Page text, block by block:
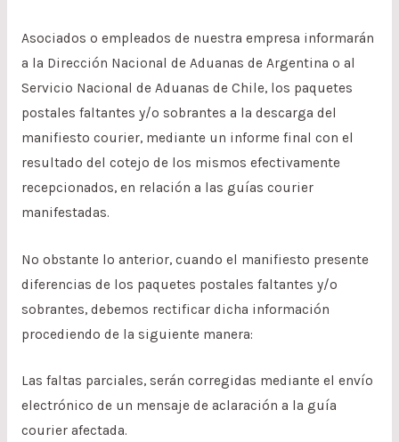
Asociados o empleados de nuestra empresa informarán
a la Dirección Nacional de Aduanas de Argentina o al
Servicio Nacional de Aduanas de Chile, los paquetes
postales faltantes y/o sobrantes a la descarga del
manifiesto courier, mediante un informe final con el
resultado del cotejo de los mismos efectivamente
recepcionados, en relación a las guías courier
manifestadas.
No obstante lo anterior, cuando el manifiesto presente
diferencias de los paquetes postales faltantes y/o
sobrantes, debemos rectificar dicha información
procediendo de la siguiente manera:
Las faltas parciales, serán corregidas mediante el envío
electrónico de un mensaje de aclaración a la guía
courier afectada.